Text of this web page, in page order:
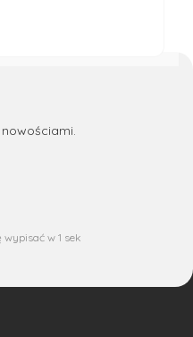
wypisać w 1 sek